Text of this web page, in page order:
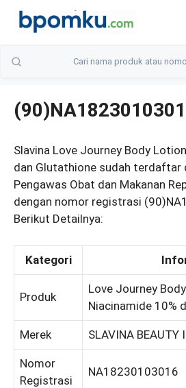
Skip
Slavina Love Journey Body
dan Glutathione sudah terdaftar
Pengawas Obat dan Makanan
dengan nomor registrasi
Berikut Detailnya:
Kategori
Produk
Love Journey
Niacinamide 10%
Merek SLAVINA BEAUTY
Nomor
Registrasi
NA18230103016